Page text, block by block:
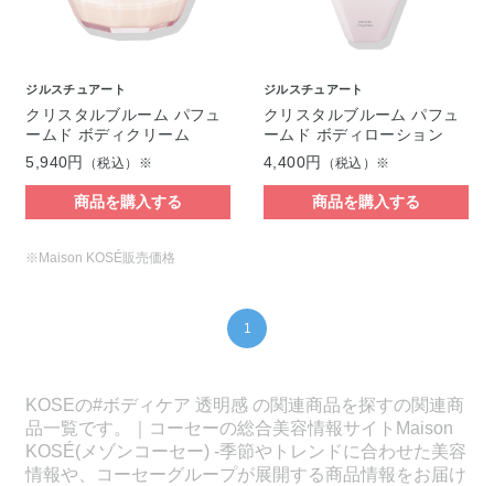
ジルスチュアート
クリスタルブルーム パフュ
ームド ボディクリーム
5,940円
（税込）※
商品を購入する
ジルスチュアート
クリスタルブルーム パフュ
ームド ボディローション
4,400円
（税込）※
商品を購入する
※Maison KOSÉ販売価格
1
KOSEの#ボディケア 透明感 の関連商品を探すの関連商
品一覧です。｜コーセーの総合美容情報サイトMaison
KOSÉ(メゾンコーセー) -季節やトレンドに合わせた美容
情報や、コーセーグループが展開する商品情報をお届け